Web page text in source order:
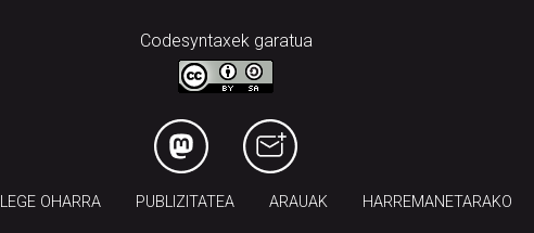
Codesyntaxek garatua
LEGE OHARRA PUBLIZITATEA ARAUAK HARREMANETARAKO